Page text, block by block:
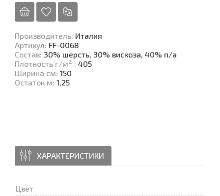
Производитель: Италия
Артикул: FF-0068
Состав: 30% шерсть, 30% вискоза, 40% п/а
Плотность г/м2 : 405
Ширина см: 150
Остаток м: 1,25
ХАРАКТЕРИСТИКИ
Цвет